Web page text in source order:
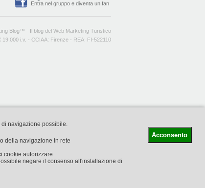
Entra nel gruppo e diventa un fan
Blog™ - Il blog del Web Marketing Turistico
19.000 i.v. - CCIAA: Firenze - REA: FI-522110
navigazione possibile.
della navigazione in rete
cookie autorizzare
negare il consenso all'installazione di
Acconsento